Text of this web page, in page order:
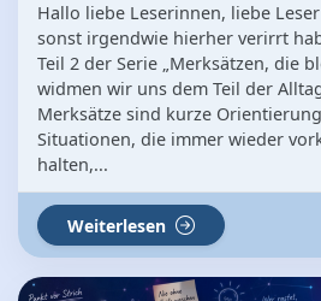
Hallo liebe Leserinnen, liebe
sonst irgendwie hierher verirrt
Teil 2 der Serie „Merksätzen, die
widmen wir uns dem Teil der
Merksätze sind kurze
Situationen, die immer wieder
halten,...
Weiterlesen